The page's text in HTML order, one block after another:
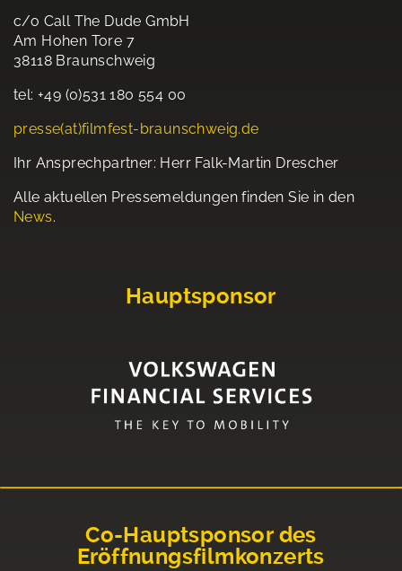
c/o Call The Dude GmbH
Am Hohen Tore 7
38118 Braunschweig
tel: +49 (0)531 180 554 00
presse(at)filmfest-braunschweig.de
Ihr Ansprechpartner: Herr Falk-Martin Drescher
Alle aktuellen Pressemeldungen finden Sie in den
News.
Hauptsponsor
Co-Hauptsponsor des
Eröffnungsfilmkonzerts